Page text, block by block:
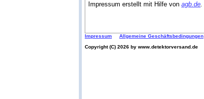
Impressum erstellt mit Hilfe von agb.de.
Impressum Allgemeine Geschäftsbedingungen
Copyright (C) 2026 by www.detektorversand.de